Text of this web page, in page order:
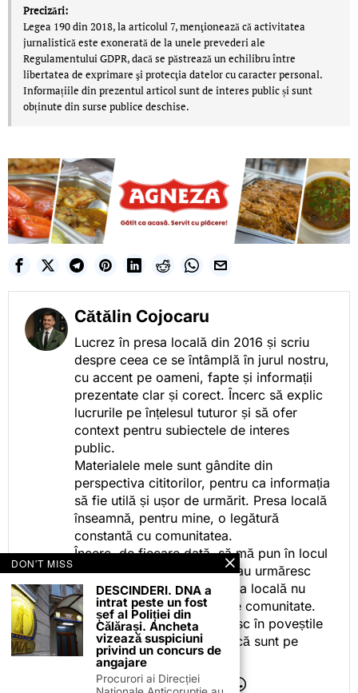
Precizări:
Legea 190 din 2018, la articolul 7, menţionează că activitatea
jurnalistică este exonerată de la unele prevederi ale
Regulamentului GDPR, dacă se păstrează un echilibru între
libertatea de exprimare şi protecţia datelor cu caracter personal.
Informațiile din prezentul articol sunt de interes public și sunt
obținute din surse publice deschise.
Cătălin Cojocaru
Lucrez în presa locală din 2016 și scriu
despre ceea ce se întâmplă în jurul nostru,
cu accent pe oameni, fapte și informații
prezentate clar și corect. Încerc să explic
lucrurile pe înțelesul tuturor și să ofer
context pentru subiectele de interes
public.
Materialele mele sunt gândite din
perspectiva cititorilor, pentru ca informația
să fie utilă și ușor de urmărit. Presa locală
înseamnă, pentru mine, o legătură
constantă cu comunitatea.
Încerc, de fiecare dată, să mă pun în locul
celor care citesc, privesc sau urmăresc
ceea ce fac. Pentru că presa locală nu
este despre mine, ci despre comunitate.
Iar dacă oamenii se regăsesc în poveștile
pe care le spun, înseamnă că sunt pe
drumul bun.
DON'T MISS
DESCINDERI. DNA a
intrat peste un fost
șef al Poliției din
Călărași. Ancheta
vizează suspiciuni
privind un concurs de
angajare
Procurori ai Direcției